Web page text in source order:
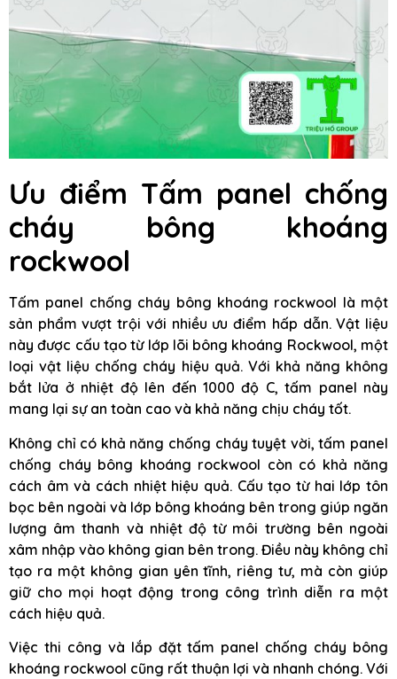
Ưu điểm Tấm panel chống
cháy bông khoáng
rockwool
Tấm panel chống cháy bông khoáng rockwool là một
sản phẩm vượt trội với nhiều ưu điểm hấp dẫn. Vật liệu
này được cấu tạo từ lớp lõi bông khoáng Rockwool, một
loại vật liệu chống cháy hiệu quả. Với khả năng không
bắt lửa ở nhiệt độ lên đến 1000 độ C, tấm panel này
mang lại sự an toàn cao và khả năng chịu cháy tốt.
Không chỉ có khả năng chống cháy tuyệt vời, tấm panel
chống cháy bông khoáng rockwool còn có khả năng
cách âm và cách nhiệt hiệu quả. Cấu tạo từ hai lớp tôn
bọc bên ngoài và lớp bông khoáng bên trong giúp ngăn
lượng âm thanh và nhiệt độ từ môi trường bên ngoài
xâm nhập vào không gian bên trong. Điều này không chỉ
tạo ra một không gian yên tĩnh, riêng tư, mà còn giúp
giữ cho mọi hoạt động trong công trình diễn ra một
cách hiệu quả.
Việc thi công và lắp đặt tấm panel chống cháy bông
khoáng rockwool cũng rất thuận lợi và nhanh chóng. Với